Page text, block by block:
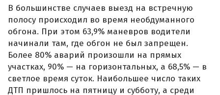
В большинстве случаев выезд на встречную
полосу происходил во время необдуманного
обгона. При этом 63,9% маневров водители
начинали там, где обгон не был запрещен.
Более 80% аварий произошли на прямых
участках, 90% — на горизонтальных, а 68,5% — в
светлое время суток. Наибольшее число таких
ДТП пришлось на пятницу и субботу, а среди